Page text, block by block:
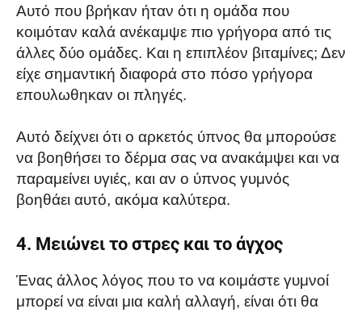
Αυτό που βρήκαν ήταν ότι η ομάδα που
κοιμόταν καλά ανέκαμψε πιο γρήγορα από τις
άλλες δύο ομάδες. Και η επιπλέον βιταμίνες; Δεν
είχε σημαντική διαφορά στο πόσο γρήγορα
επουλωθηκαν οι πληγές.
Αυτό δείχνει ότι ο αρκετός ύπνος θα μπορούσε
να βοηθήσει το δέρμα σας να ανακάμψει και να
παραμείνει υγιές, και αν ο ύπνος γυμνός
βοηθάει αυτό, ακόμα καλύτερα.
4. Μειώνει το στρες και το άγχος
Ένας άλλος λόγος που το να κοιμάστε γυμνοί
μπορεί να είναι μια καλή αλλαγή, είναι ότι θα